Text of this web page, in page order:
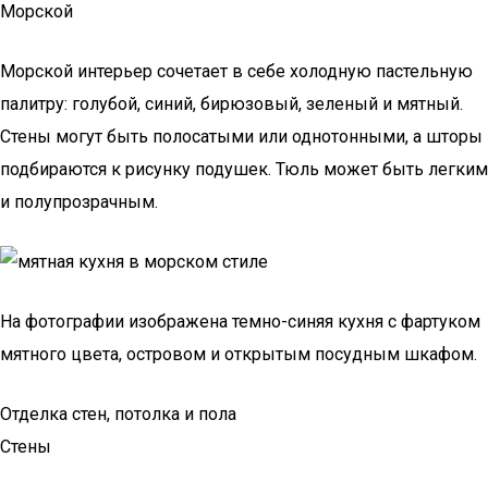
Морской
Морской интерьер сочетает в себе холодную пастельную
палитру: голубой, синий, бирюзовый, зеленый и мятный.
Стены могут быть полосатыми или однотонными, а шторы
подбираются к рисунку подушек. Тюль может быть легким
и полупрозрачным.
На фотографии изображена темно-синяя кухня с фартуком
мятного цвета, островом и открытым посудным шкафом.
Отделка стен, потолка и пола
Стены